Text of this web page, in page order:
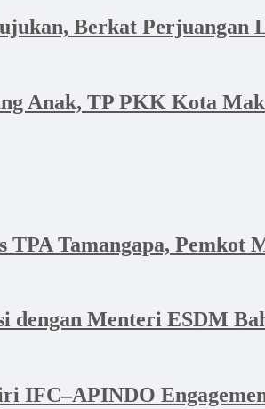
Berkat Perjuangan
Anak, TP PKK Kota
Tamangapa, Pemkot
dengan Menteri ESDM
IFC–APINDO